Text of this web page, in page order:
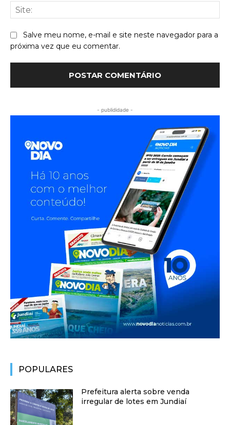
Salve meu nome, e-mail e site neste navegador para a
próxima vez que eu comentar.
- publididade -
POPULARES
Prefeitura alerta sobre venda
irregular de lotes em Jundiaí